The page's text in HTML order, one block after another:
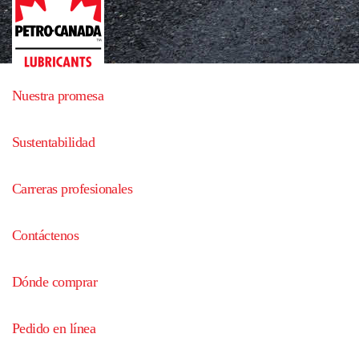
Nuestra promesa
Sustentabilidad
Carreras profesionales
Contáctenos
Dónde comprar
Pedido en línea